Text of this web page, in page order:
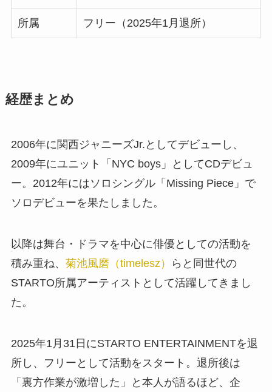
所属 フリー（2025年1月退所）
経歴まとめ
2006年に関西ジャニーズJr.としてデビューし、
2009年にユニット「NYC boys」としてCDデビュ
ー。2012年にはソロシングル「Missing Piece」で
ソロデビューを果たしました。
以降は舞台・ドラマを中心に俳優としての活動を
積み重ね、 菊池風磨（timelesz）
らと同世代の
STARTO所属アーティストとして活躍してきまし
た。
2025年1月31日にSTARTO ENTERTAINMENTを退
所し、フリーとして活動をスタート。退所後は
「裏方作業が激増した」と本人が語るほど、企